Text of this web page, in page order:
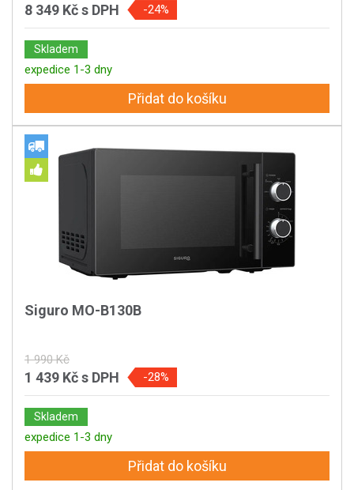
8 349 Kčs DPH -24%
Skladem
expedice 1-3 dny
Přidat do košíku
Siguro MO-B130B
1 990 Kč
1 439 Kčs DPH -28%
Skladem
expedice 1-3 dny
Přidat do košíku